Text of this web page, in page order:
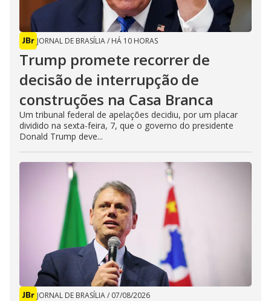
JORNAL DE BRASÍLIA/ HÁ 10 HORAS
Trump promete recorrer de
decisão de interrupção de
construções na Casa Branca
Um tribunal federal de apelações decidiu, por um placar
dividido na sexta-feira, 7, que o governo do presidente
Donald Trump deve...
JORNAL DE BRASÍLIA/ 07/08/2026